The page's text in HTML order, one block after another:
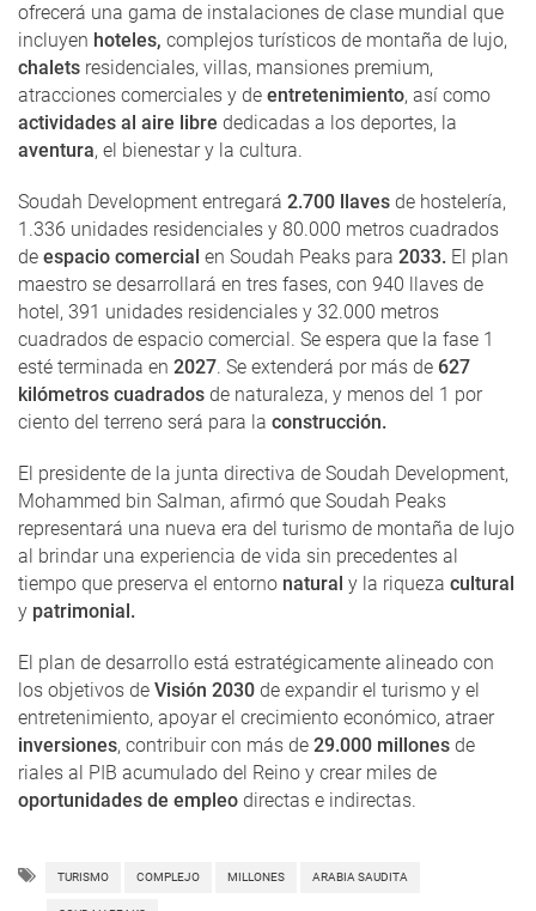
ofrecerá una gama de instalaciones de clase mundial que
incluyen hoteles, complejos turísticos de montaña de lujo,
chalets residenciales, villas, mansiones premium,
atracciones comerciales y de entretenimiento, así como
actividades al aire libre dedicadas a los deportes, la
aventura, el bienestar y la cultura.
Soudah Development entregará 2.700 llaves de hostelería,
1.336 unidades residenciales y 80.000 metros cuadrados
de espacio comercial en Soudah Peaks para 2033. El plan
maestro se desarrollará en tres fases, con 940 llaves de
hotel, 391 unidades residenciales y 32.000 metros
cuadrados de espacio comercial. Se espera que la fase 1
esté terminada en 2027. Se extenderá por más de 627
kilómetros cuadrados de naturaleza, y menos del 1 por
ciento del terreno será para la construcción.
El presidente de la junta directiva de Soudah Development,
Mohammed bin Salman, afirmó que Soudah Peaks
representará una nueva era del turismo de montaña de lujo
al brindar una experiencia de vida sin precedentes al
tiempo que preserva el entorno natural y la riqueza cultural
y patrimonial.
El plan de desarrollo está estratégicamente alineado con
los objetivos de Visión 2030 de expandir el turismo y el
entretenimiento, apoyar el crecimiento económico, atraer
inversiones, contribuir con más de 29.000 millones de
riales al PIB acumulado del Reino y crear miles de
oportunidades de empleo directas e indirectas.
TURISMO COMPLEJO MILLONES ARABIA SAUDITA